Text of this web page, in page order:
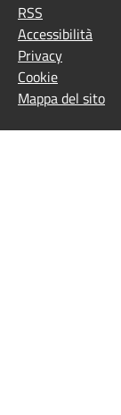
RSS
Accessibilità
Privacy
Cookie
Mappa del sito